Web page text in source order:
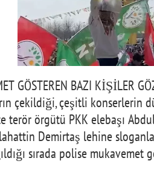
GÖSTEREN BAZI KİŞİLER
çekildiği, çeşitli konserlerin
terör örgütü PKK elebaşı
Demirtaş lehine
sırada polise mukavemet